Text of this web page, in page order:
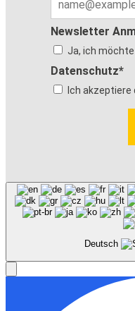
Newsletter
Ja, ich
Datenschutz*
Ich akzeptiere
Deutsch